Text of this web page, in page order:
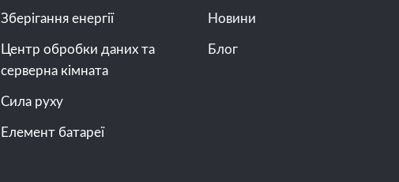
Зберігання енергії
Центр обробки даних та
серверна кімната
Сила руху
Елемент батареї
Новини
Блог